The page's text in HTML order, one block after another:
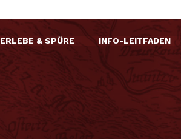
ERLEBE & SPÜRE INFO-LEITFADEN